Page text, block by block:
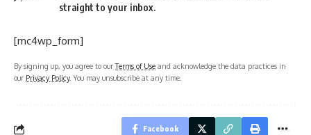
straight to your inbox.
[mc4wp_form]
By signing up, you agree to ourTerms of Use and acknowledge the data practices in
our Privacy Policy. You may unsubscribe at any time.
Facebook